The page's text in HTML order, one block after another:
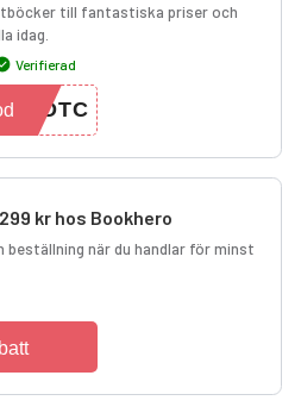
till fantastiska priser och
idag.
Verifierad
MDTC
kr hos Bookhero
beställning när du handlar för minst